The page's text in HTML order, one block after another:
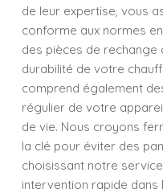
de leur expertise, vous
conforme aux normes
des pièces de rechange
durabilité de votre
comprend également
régulier de votre
de vie. Nous croyons
la clé pour éviter des
choisissant notre
intervention rapide